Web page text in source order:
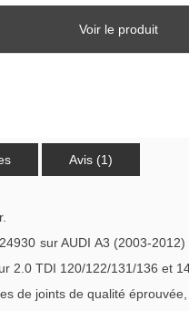
Voir le produit
Avis (1)
sur AUDI A3 (2003-
2.0 TDI 120/122/131/136 et
de joints de qualité